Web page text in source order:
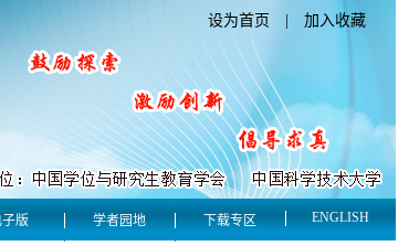
设为首页 加入收藏
版 学者园地 下载专区 ENGLISH